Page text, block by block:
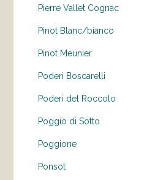
Pierre Vallet Cognac
Pinot Blanc/bianco
Pinot Meunier
Poderi Boscarelli
Poderi del Roccolo
Poggio di Sotto
Poggione
Ponsot